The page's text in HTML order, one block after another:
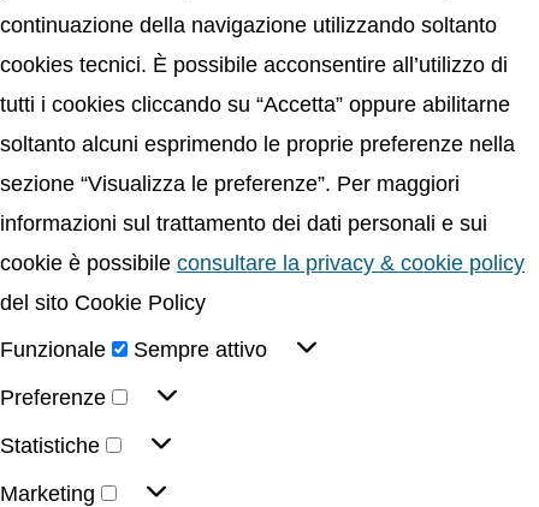
continuazione della navigazione utilizzando soltanto
cookies tecnici. È possibile acconsentire all’utilizzo di
tutti i cookies cliccando su “Accetta” oppure abilitarne
soltanto alcuni esprimendo le proprie preferenze nella
sezione “Visualizza le preferenze”. Per maggiori
informazioni sul trattamento dei dati personali e sui
cookie è possibile consultare la privacy & cookie policy
del sito Cookie Policy
Funzionale
Sempre attivo
Preferenze
Statistiche
Marketing